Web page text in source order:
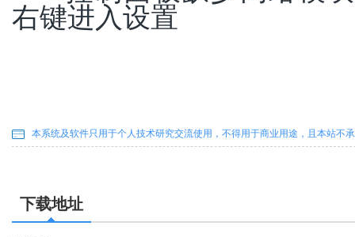
右键进入设置
本系统及软件只用于个人技术研究交流使用，不得用于商业用途，且本站不
下载地址